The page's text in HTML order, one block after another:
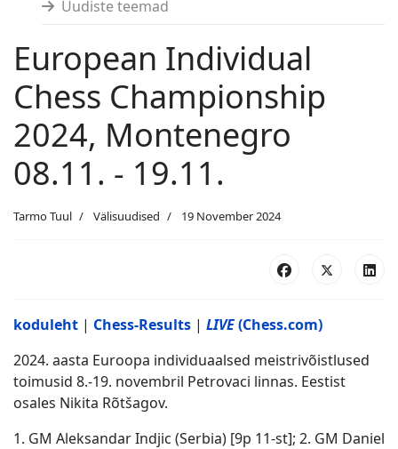
Uudiste teemad
European Individual
Chess Championship
2024, Montenegro
08.11. - 19.11.
Tarmo Tuul Välisuudised 19 November 2024
koduleht | Chess-Results | LIVE(Chess.com)
2024. aasta Euroopa individuaalsed meistrivõistlused
toimusid 8.-19. novembril Petrovaci linnas. Eestist
osales Nikita Rõtšagov.
1. GM Aleksandar Indjic (Serbia) [9p 11-st]; 2. GM Daniel